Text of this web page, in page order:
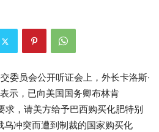
委员会公开听证会上，外长卡洛斯·
示，已向美国国务卿布林肯
求，请美方给予巴西购买化肥特别
冲突而遭到制裁的国家购买化